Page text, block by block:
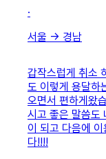
·
서울 → 경남
갑작스럽게 취소
도 이렇게 용달하
오면서 편하게왔
시고 좋은 말씀도
이 되고 다음에
다!!!!